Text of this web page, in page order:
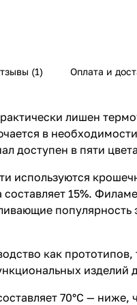
(1) Оплата и
лишен
в
доступен в пяти
используются
15%.
как
изделий
70°С —